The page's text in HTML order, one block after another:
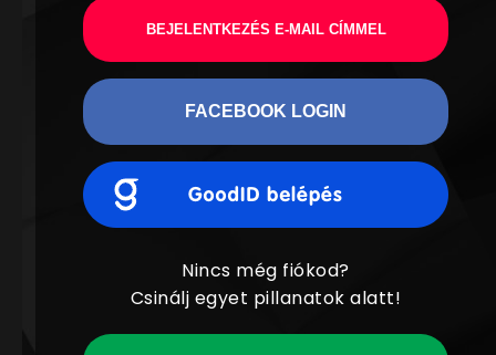
BEJELENTKEZÉS E-MAIL CÍMMEL
FACEBOOK LOGIN
Nincs még fiókod?
Csinálj egyet pillanatok alatt!